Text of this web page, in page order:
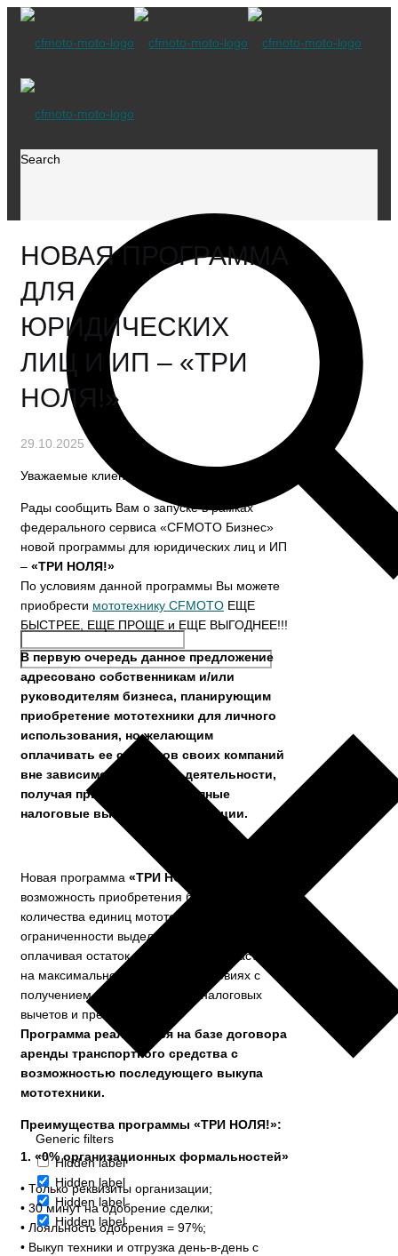
Search
Generic filters
Hidden label
Hidden label
Hidden label
Hidden label
НОВАЯ ПРОГРАММА
ДЛЯ
ЮРИДИЧЕСКИХ
ЛИЦ И ИП – «ТРИ
НОЛЯ!»
29.10.2025
Уважаемые клиенты!
Рады сообщить Вам о запуске в рамках
федерального сервиса «CFMOTO Бизнес»
новой программы для юридических лиц и ИП
– «ТРИ НОЛЯ!»
По условиям данной программы Вы можете
приобрести мототехнику CFMOTO ЕЩЕ
БЫСТРЕЕ, ЕЩЕ ПРОЩЕ и ЕЩЕ ВЫГОДНЕЕ!!!
В первую очередь данное предложение
адресовано собственникам и/или
руководителям бизнеса, планирующим
приобретение мототехники для личного
использования, но желающим
оплачивать ее со счетов своих компаний
вне зависимости от вида деятельности,
получая при этом все доступные
налоговые вычеты и преференции.
Новая программа «ТРИ НОЛЯ!»
возможность приобретения большего
количества единиц мототехники при
ограниченности выделенного бюджета,
оплачивая остаток суммы равными частями
на максимально комфортных условиях с
получением соответствующих налоговых
вычетов и преференций.
Программа реализуется на базе договора
аренды транспортного средства с
возможностью последующего выкупа
мототехники.
Преимущества программы «ТРИ НОЛЯ!»:
1. «0% организационных формальностей»
• Только реквизиты организации;
• 30 минут на одобрение сделки;
• Лояльность одобрения = 97%;
• Выкуп техники и отгрузка день-в-день с